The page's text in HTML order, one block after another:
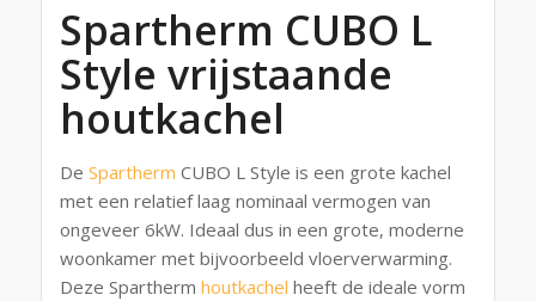
Spartherm CUBO L
Style vrijstaande
houtkachel
De Spartherm CUBO L Style is een grote kachel
met een relatief laag nominaal vermogen van
ongeveer 6kW. Ideaal dus in een grote, moderne
woonkamer met bijvoorbeeld vloerverwarming.
Deze Spartherm houtkachel heeft de ideale vorm